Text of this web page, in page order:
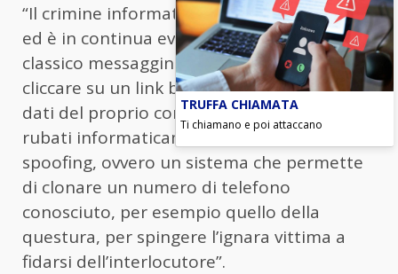
“Il crimine informatico si va specializzando
ed è in continua evoluzione – spiega -. Dal
classico messaggino telefonico che invita a
cliccare su un link bancario e a inserire i
dati del proprio conto, che vengono poi
rubati informaticamente, fino allo
spoofing, ovvero un sistema che permette
di clonare un numero di telefono
conosciuto, per esempio quello della
questura, per spingere l’ignara vittima a
fidarsi dell’interlocutore”.
TRUFFA CHIAMATA
Ti chiamano e poi attaccano